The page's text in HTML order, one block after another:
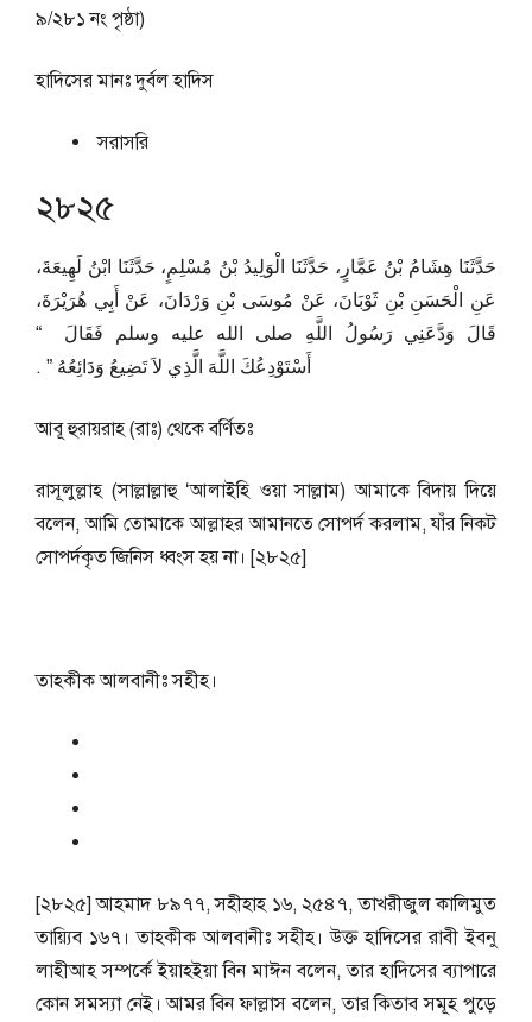
৯/২৮১ নং পৃষ্ঠা)
হাদিসের মানঃদুর্বল হাদিস
সরাসরি
২৮২৫
حَدَّثَنَا هِشَامُ بْنُ عَمَّارٍ، حَدَّثَنَا الْوَلِيدُ بْنُ مُسْلِمٍ، حَدَّثَنَا ابْنُ لَهِيعَةَ،
عَنِ الْحَسَنِ بْنِ ثَوْبَانَ، عَنْ مُوسَى بْنِ وَرْدَانَ، عَنْ أَبِي هُرَيْرَةَ،
قَالَ وَدَّعَنِي رَسُولُ اللَّهِ صلى الله عليه وسلم فَقَالَ ‏ “‏
أَسْتَوْدِعُكَ اللَّهَ الَّذِي لاَ تَضِيعُ وَدَائِعُهُ ‏”‏ ‏.‏
আবূ হুরায়রাহ (রাঃ) থেকে বর্ণিতঃ
রাসূলুল্লাহ (সাল্লাল্লাহু ‘আলাইহি ওয়া সাল্লাম) আমাকে বিদায় দিয়ে
বলেন, আমি তোমাকে আল্লাহর আমানতে সোপর্দ করলাম, যাঁর নিকট
সোপর্দকৃত জিনিস ধ্বংস হয় না। [২৮২৫]
তাহকীক আলবানীঃ সহীহ।
[২৮২৫] আহমাদ ৮৯৭৭, সহীহাহ ১৬, ২৫৪৭, তাখরীজুল কালিমুত
তায়্যিব ১৬৭। তাহকীক আলবানীঃ সহীহ। উক্ত হাদিসের রাবী ইবনু
লাহীআহ সম্পর্কে ইয়াহইয়া বিন মাঈন বলেন, তার হাদিসের ব্যাপারে
কোন সমস্যা নেই। আমর বিন ফাল্লাস বলেন, তার কিতাব সমূহ পুড়ে